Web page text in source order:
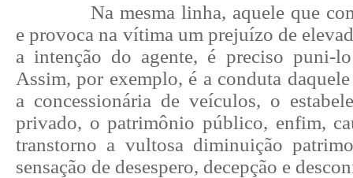
Na mesma linha, aquele que
e provoca na vítima um prejuízo de
a intenção do agente, é preciso puni-
Assim, por exemplo, é a conduta
a concessionária de veículos, o
privado, o patrimônio público, enfim,
transtorno a vultosa diminuição
sensação de desespero, decepção e